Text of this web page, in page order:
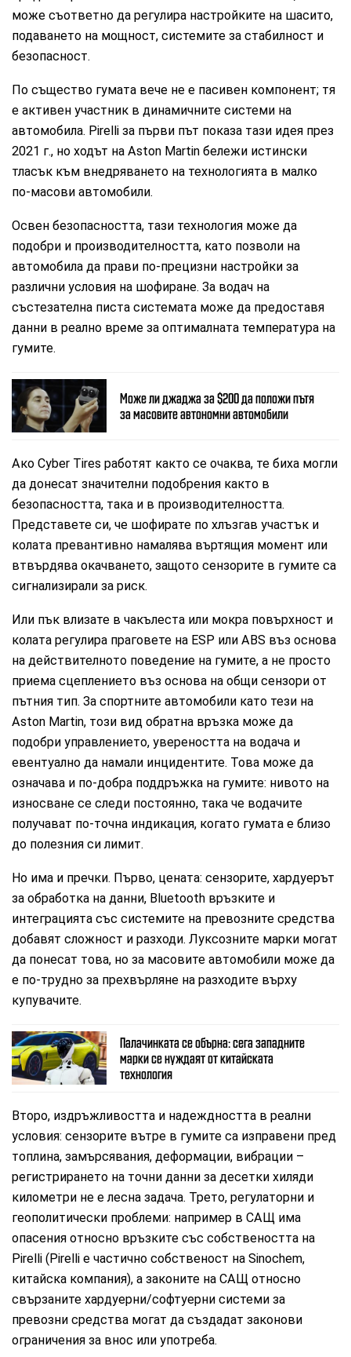
може съответно да регулира настройките на шасито,
подаването на мощност, системите за стабилност и
безопасност.
По същество гумата вече не е пасивен компонент; тя
е активен участник в динамичните системи на
автомобила. Pirelli за първи път показа тази идея през
2021 г., но ходът на Aston Martin бележи истински
тласък към внедряването на технологията в малко
по-масови автомобили.
Освен безопасността, тази технология може да
подобри и производителността, като позволи на
автомобила да прави по-прецизни настройки за
различни условия на шофиране. За водач на
състезателна писта системата може да предоставя
данни в реално време за оптималната температура на
гумите.
Може ли джаджа за $200 да положи пътя
за масовите автономни автомобили
Ако Cyber ​​Tires работят както се очаква, те биха могли
да донесат значителни подобрения както в
безопасността, така и в производителността.
Представете си, че шофирате по хлъзгав участък и
колата превантивно намалява въртящия момент или
втвърдява окачването, защото сензорите в гумите са
сигнализирали за риск.
Или пък влизате в чакълеста или мокра повърхност и
колата регулира праговете на ESP или ABS въз основа
на действителното поведение на гумите, а не просто
приема сцеплението въз основа на общи сензори от
пътния тип. За спортните автомобили като тези на
Aston Martin, този вид обратна връзка може да
подобри управлението, увереността на водача и
евентуално да намали инцидентите. Това може да
означава и по-добра поддръжка на гумите: нивото на
износване се следи постоянно, така че водачите
получават по-точна индикация, когато гумата е близо
до полезния си лимит.
Но има и пречки. Първо, цената: сензорите, хардуерът
за обработка на данни, Bluetooth връзките и
интеграцията със системите на превозните средства
добавят сложност и разходи. Луксозните марки могат
да понесат това, но за масовите автомобили може да
е по-трудно за прехвърляне на разходите върху
купувачите.
Палачинката се обърна: сега западните
марки се нуждаят от китайската
технология
Второ, издръжливостта и надеждността в реални
условия: сензорите вътре в гумите са изправени пред
топлина, замърсявания, деформации, вибрации –
регистрирането на точни данни за десетки хиляди
километри не е лесна задача. Трето, регулаторни и
геополитически проблеми: например в САЩ има
опасения относно връзките със собствеността на
Pirelli (Pirelli е частично собственост на Sinochem,
китайска компания), а законите на САЩ относно
свързаните хардуерни/софтуерни системи за
превозни средства могат да създадат законови
ограничения за внос или употреба.